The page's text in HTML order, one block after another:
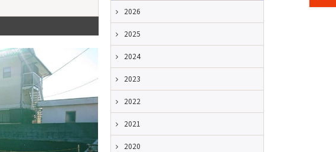
2026
2025
2024
2023
2022
2021
2020